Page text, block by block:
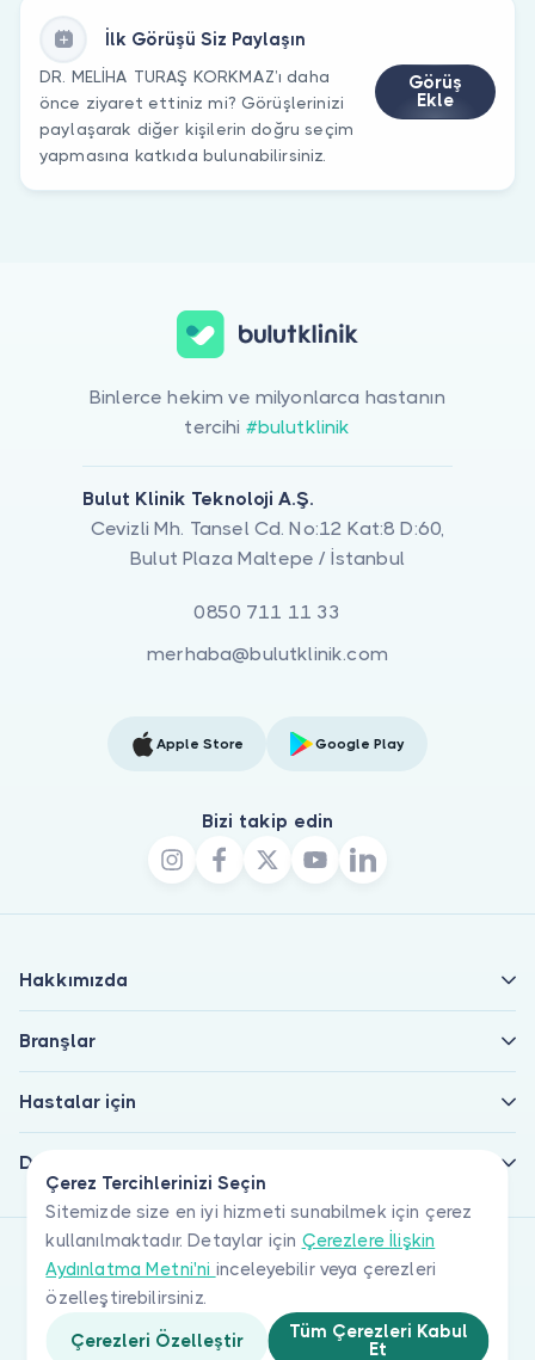
İlk Görüşü Siz Paylaşın
DR. MELİHA TURAŞ KORKMAZ’ı daha
önce ziyaret ettiniz mi? Görüşlerinizi
paylaşarak diğer kişilerin doğru seçim
yapmasına katkıda bulunabilirsiniz.
Görüş
Ekle
Çerez Tercihlerinizi Seçin
Sitemizde size en iyi hizmeti sunabilmek için çerez
kullanılmaktadır. Detaylar için Çerezlere İlişkin
Aydınlatma Metni'ni inceleyebilir veya çerezleri
özelleştirebilirsiniz.
Çerezleri Özelleştir
Tüm Çerezleri Kabul
Et
Binlerce hekim ve milyonlarca hastanın
tercihi #bulutklinik
Bulut Klinik Teknoloji A.Ş.
Cevizli Mh. Tansel Cd. No:12 Kat:8 D:60,
Bulut Plaza Maltepe / İstanbul
0850 711 11 33
merhaba@bulutklinik.com
Apple Store Google Play
Bizi takip edin
Hakkımızda
Branşlar
Hastalar için
Doktorlar için